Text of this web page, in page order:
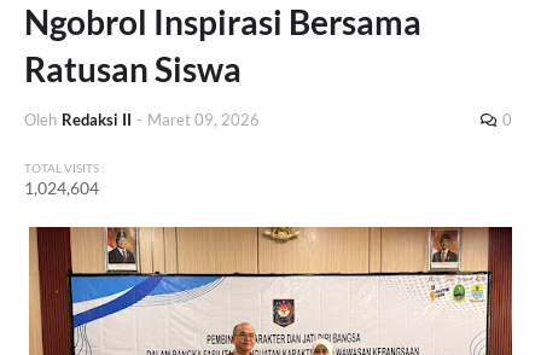
Ngobrol Inspirasi Bersama
Ratusan Siswa
Oleh Redaksi II - Maret 09, 2026 0
TOTAL VISITS :
1,024,604